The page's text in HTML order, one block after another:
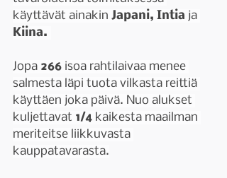
käyttävät ainakin Japani, Intia ja
Kiina.
Jopa 266 isoa rahtilaivaa menee
salmesta läpi tuota vilkasta reittiä
käyttäen joka päivä. Nuo alukset
kuljettavat 1/4 kaikesta maailman
meriteitse liikkuvasta
kauppatavarasta.